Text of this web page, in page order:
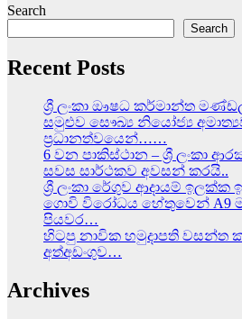
Search
Search
Recent Posts
ශ්‍රී ලංකා ඖෂධ කර්මාන්ත
සමුළුව සෞඛ්‍ය නියෝජ්‍ය
ප්‍රධානත්වයෙන්……
6 වන පාකිස්ථාන – ශ්‍රී ලංකා
සවස සාර්ථකව අවසන් කරයි..
ශ්‍රී ලංකා රේගුව ආදායම්
ගොවි විරෝධය හේතුවෙන් A9
පියවර…
හිටපු නාවික හමුදාපති වසන්ත
අත්අඩංගුව…
Archives